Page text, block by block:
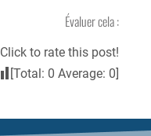
Évaluer cela :
Click to rate this post!
[Total: 0 Average: 0]